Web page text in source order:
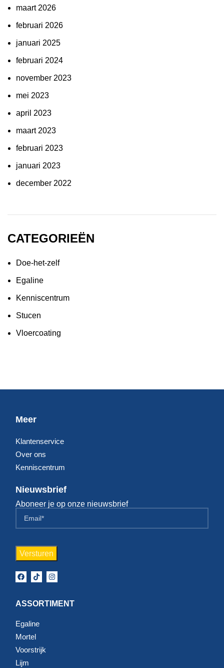
maart 2026
februari 2026
januari 2025
februari 2024
november 2023
mei 2023
april 2023
maart 2023
februari 2023
januari 2023
december 2022
CATEGORIEËN
Doe-het-zelf
Egaline
Kenniscentrum
Stucen
Vloercoating
Meer
Klantenservice
Over ons
Kenniscentrum
Nieuwsbrief
Aboneer je op onze nieuwsbrief
ASSORTIMENT
Egaline
Mortel
Voorstrijk
Lijm